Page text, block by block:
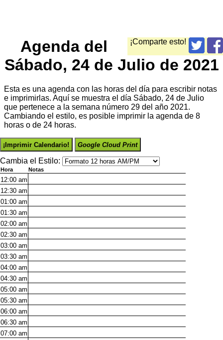
¡Comparte esto!
Agenda del
Sábado, 24 de Julio de 2021
Esta es una agenda con las horas del día para escribir notas
e imprimirlas. Aquí se muestra el día Sábado, 24 de Julio
que pertenece a la semana número 29 del año 2021.
Cambiando el estilo, es posible imprimir la agenda de 8
horas o de 24 horas.
¡Imprimir Calendario! Google Cloud Print
Cambia el Estilo:
Hora Notas
12:00 am
12:30 am
01:00 am
01:30 am
02:00 am
02:30 am
03:00 am
03:30 am
04:00 am
04:30 am
05:00 am
05:30 am
06:00 am
06:30 am
07:00 am